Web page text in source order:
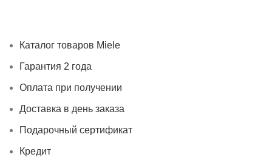
Каталог товаров Miele
Гарантия 2 года
Оплата при получении
Доставка в день заказа
Подарочный сертификат
Кредит